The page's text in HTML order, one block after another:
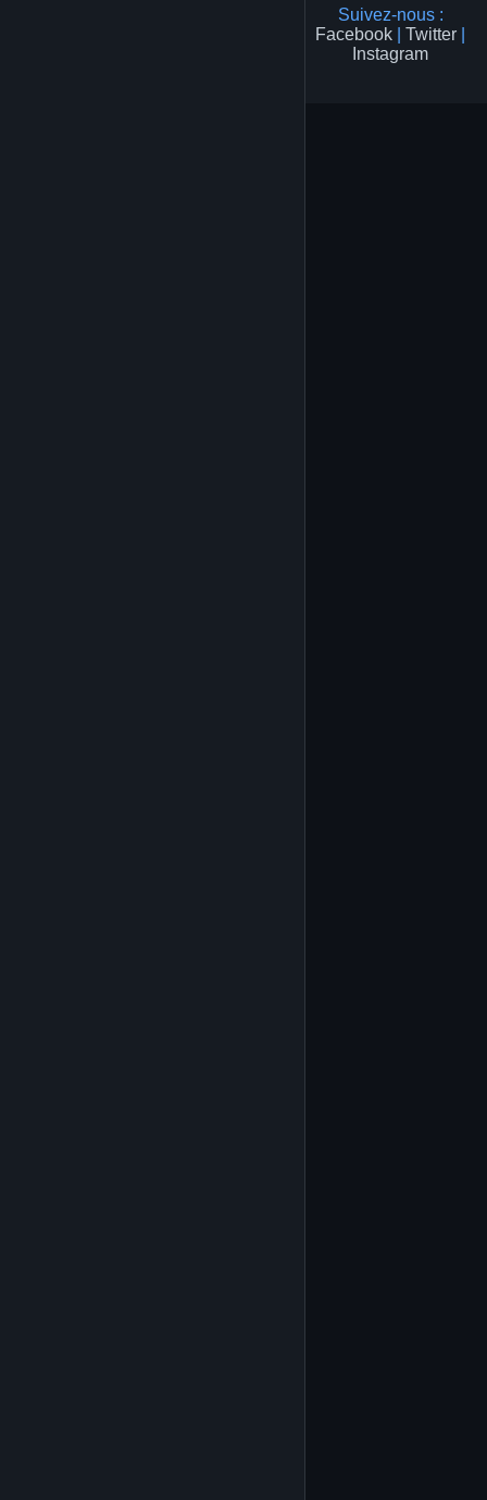
Suivez-nous :
Facebook
Twitter
Instagram